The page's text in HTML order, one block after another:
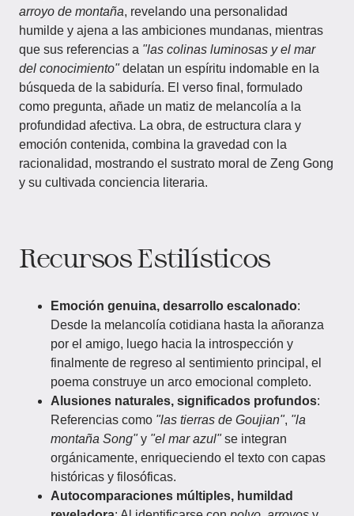
arroyo de montaña, revelando una personalidad
humilde y ajena a las ambiciones mundanas, mientras
que sus referencias a "las colinas luminosas y el mar
del conocimiento"delatan un espíritu indomable en la
búsqueda de la sabiduría. El verso final, formulado
como pregunta, añade un matiz de melancolía a la
profundidad afectiva. La obra, de estructura clara y
emoción contenida, combina la gravedad con la
racionalidad, mostrando el sustrato moral de Zeng Gong
y su cultivada conciencia literaria.
Recursos Estilísticos
Emoción genuina, desarrollo escalonado:
Desde la melancolía cotidiana hasta la añoranza
por el amigo, luego hacia la introspección y
finalmente de regreso al sentimiento principal, el
poema construye un arco emocional completo.
Alusiones naturales, significados profundos:
Referencias como "las tierras de Goujian", "la
montaña Song"y "el mar azul"se integran
orgánicamente, enriqueciendo el texto con capas
históricas y filosóficas.
Autocomparaciones múltiples, humildad